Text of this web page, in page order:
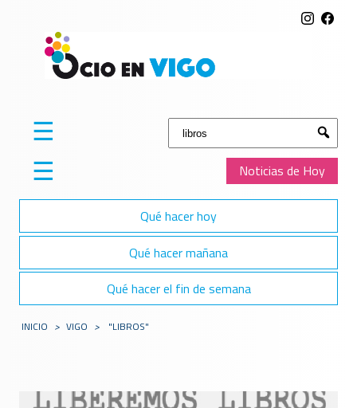
Buscar:
Submit
Noticias de Hoy
☰
☰
Qué hacer hoy
Qué hacer mañana
Qué hacer el fin de semana
INICIO > VIGO > "LIBROS"